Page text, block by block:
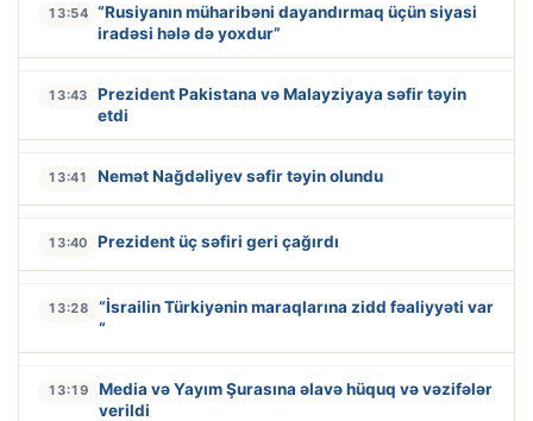
13:54 “Rusiyanın müharibəni dayandırmaq üçün siyasi
iradəsi hələ də yoxdur”
13:43
Prezident Pakistana və Malayziyaya səfir təyin
etdi
13:41 Nemət Nağdəliyev səfir təyin olundu
13:40 Prezident üç səfiri geri çağırdı
13:28
“İsrailin Türkiyənin maraqlarına zidd fəaliyyəti var
“
13:19
Media və Yayım Şurasına əlavə hüquq və vəzifələr
verildi